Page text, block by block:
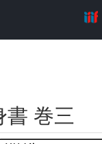
書 巻三